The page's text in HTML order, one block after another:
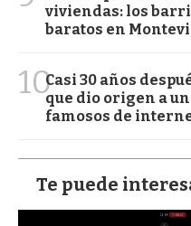
viviendas: los
baratos en
10Casi 30 años
que dio origen a
famosos de
Te puede